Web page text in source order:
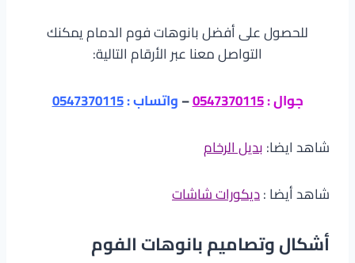
للحصول على أفضل بانوهات فوم الدمام يمكنك
التواصل معنا عبر الأرقام التالية:
جوال :0547370115
–واتساب :0547370115
شاهد ايضا:بديل الرخام
شاهد أيضا :ديكورات شاشات
أشكال وتصاميم بانوهات الفوم